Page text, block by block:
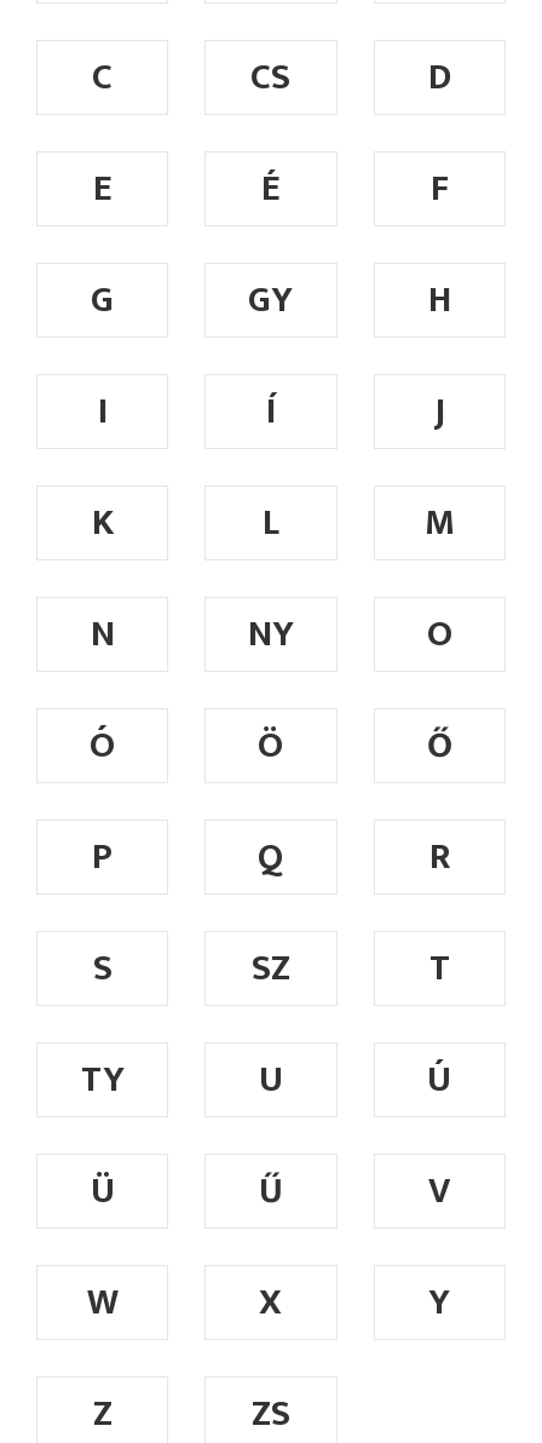
C CS
D
E
É
F
G
GY
H
I
Í
J
K
L
M
N
NY
O
Ó
Ö
Ő
P
Q
R
S
SZ
T
TY
U
Ú
Ü
Ű
V
W
X
Y
Z
ZS